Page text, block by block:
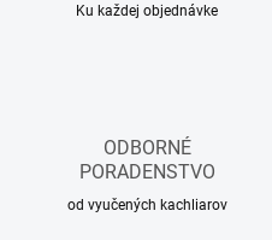
Ku každej objednávke
ODBORNÉ
PORADENSTVO
od vyučených kachliarov